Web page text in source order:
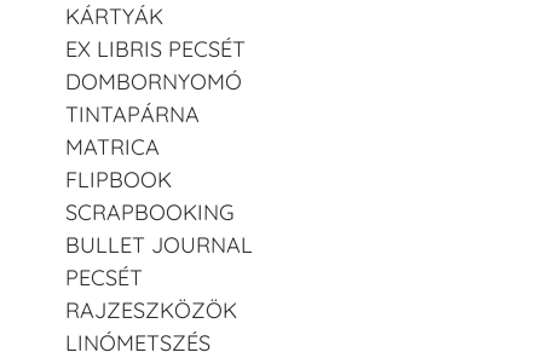
KÁRTYÁK
EX LIBRIS PECSÉT
DOMBORNYOMÓ
TINTAPÁRNA
MATRICA
FLIPBOOK
SCRAPBOOKING
BULLET JOURNAL
PECSÉT
RAJZESZKÖZÖK
LINÓMETSZÉS